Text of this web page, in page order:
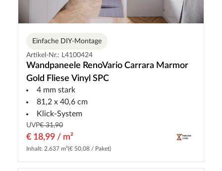
Einfache DIY-Montage
Artikel-Nr.: L4100424
Wandpaneele RenoVario Carrara Marmor
Gold Fliese Vinyl SPC
4 mm stark
81,2 x 40,6 cm
Klick-System
UVP€ 31,90
€ 18,99 / m²
Inhalt: 2.637 m²(€ 50,08 / Paket)